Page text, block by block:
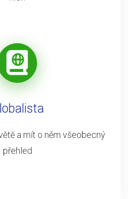
a mít o něm všeobecný
přehled